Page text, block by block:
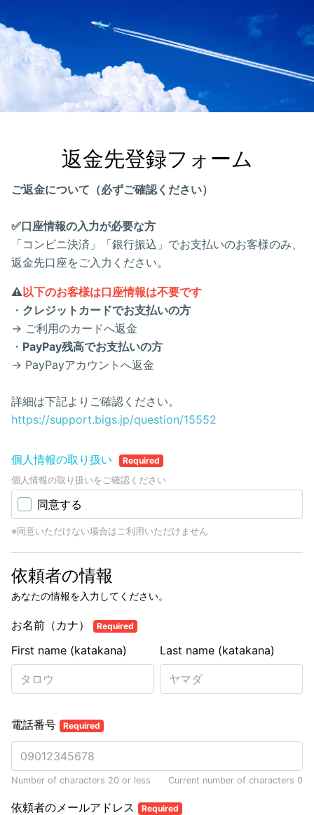
返金先登録フォーム
ご返金について（必ずご確認ください）
✅口座情報の入力が必要な方
「コンビニ決済」「銀行振込」でお支払いのお客様のみ、
返金先口座をご入力ください。
⚠️以下のお客様は口座情報は不要です
・ クレジットカードでお支払いの方
→ ご利用のカードへ返金
・ PayPay残高でお支払いの方
→ PayPayアカウントへ返金
詳細は下記よりご確認ください。
https://support.bigs.jp/question/15552
個人情報の取り扱い Required
個人情報の取り扱いをご確認ください
同意する
※同意いただけない場合はご利用いただけません
依頼者の情報
あなたの情報を入力してください。
お名前（カナ） Required
Last name (katakana)
First name (katakana)
電話番号 Required
Number of characters 20 or less Current number of characters 0
依頼者のメールアドレス Required